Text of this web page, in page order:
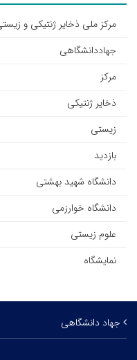
مرکز ملی ذخایر ژنتیکی و
جهاددانشگاهی
مرکز
ذخایر ژنتیکی
زیستی
بازدید
دانشگاه شهید بهشتی
دانشگاه خوارزمی
علوم زیستی
نمایشگاه
جهاد دانشگاهی